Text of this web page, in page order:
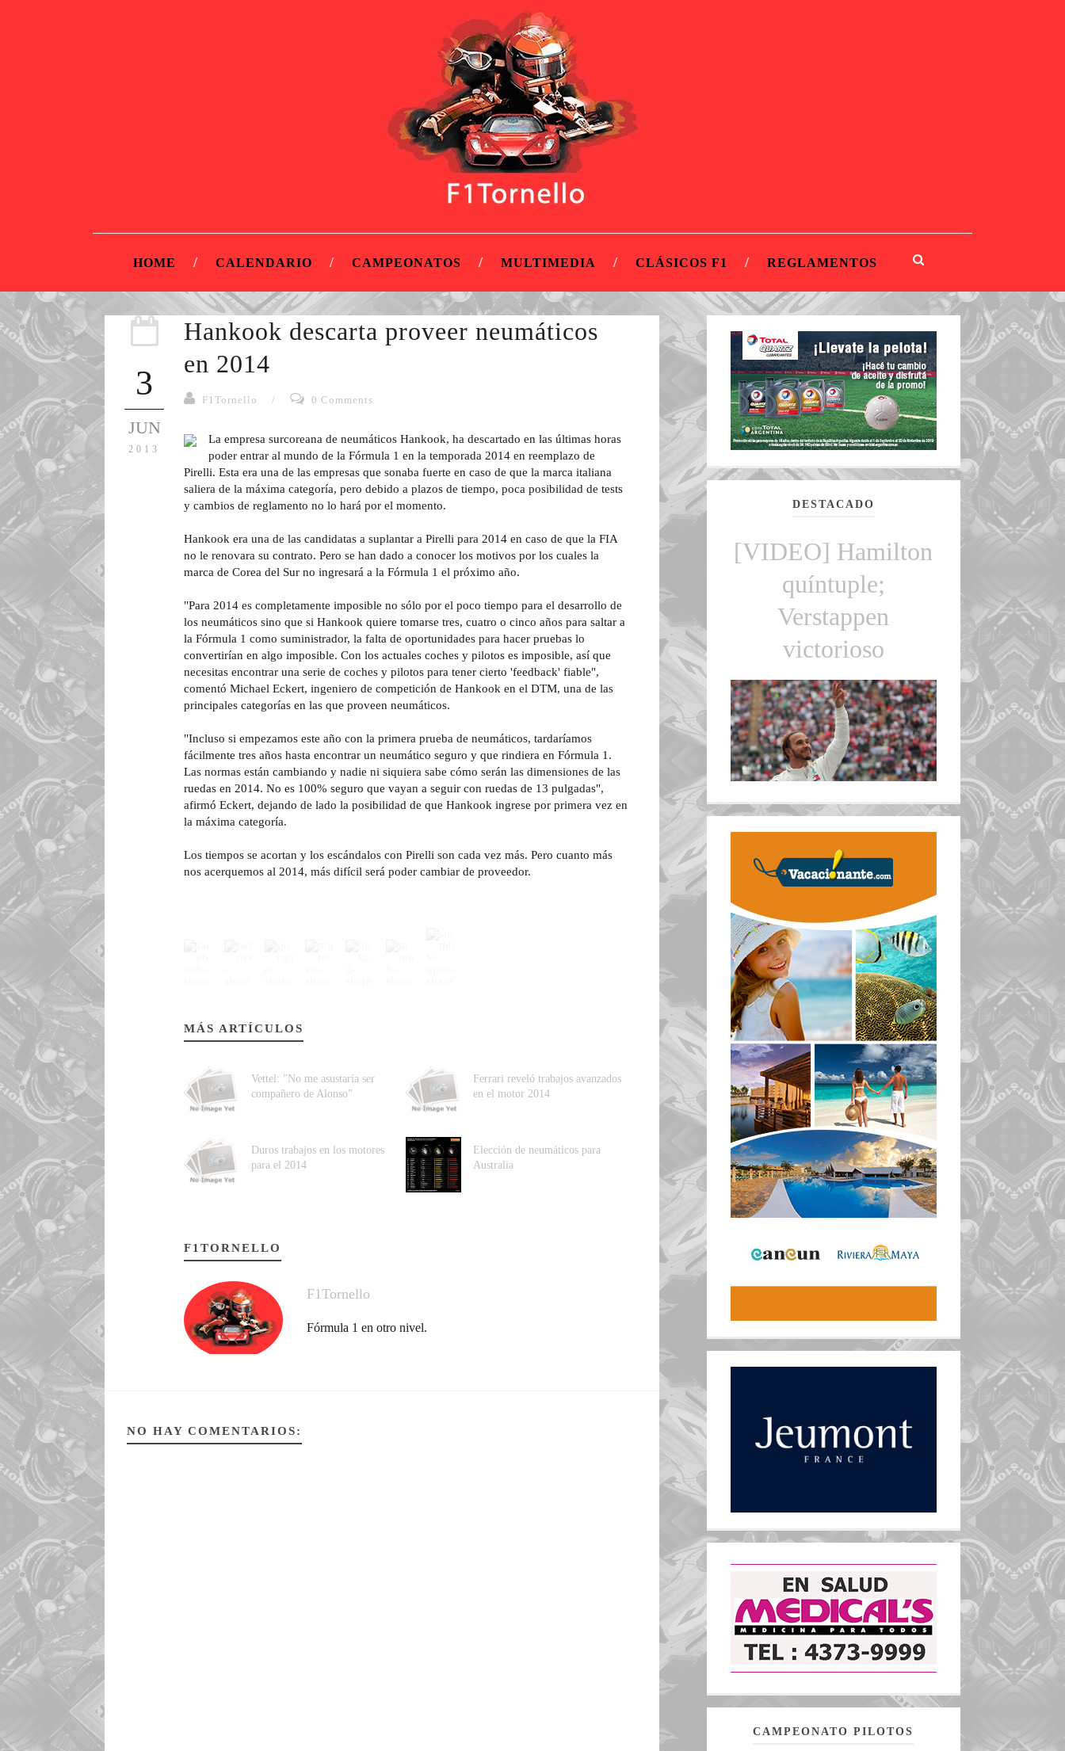
HOME CALENDARIO CAMPEONATOS MULTIMEDIA CLÁSICOS F1 REGLAMENTOS
3
JUN
2013
Hankook descarta proveer neumáticos
en 2014
F1Tornello / 0 Comments
La empresa surcoreana de neumáticos Hankook, ha descartado en las últimas horas
poder entrar al mundo de la Fórmula 1 en la temporada 2014 en reemplazo de
Pirelli. Esta era una de las empresas que sonaba fuerte en caso de que la marca italiana
saliera de la máxima categoría, pero debido a plazos de tiempo, poca posibilidad de tests
y cambios de reglamento no lo hará por el momento.
Hankook era una de las candidatas a suplantar a Pirelli para 2014 en caso de que la FIA
no le renovara su contrato. Pero se han dado a conocer los motivos por los cuales la
marca de Corea del Sur no ingresará a la Fórmula 1 el próximo año.
"Para 2014 es completamente imposible no sólo por el poco tiempo para el desarrollo de
los neumáticos sino que si Hankook quiere tomarse tres, cuatro o cinco años para saltar a
la Fórmula 1 como suministrador, la falta de oportunidades para hacer pruebas lo
convertirían en algo imposible. Con los actuales coches y pilotos es imposible, así que
necesitas encontrar una serie de coches y pilotos para tener cierto 'feedback' fiable",
comentó Michael Eckert, ingeniero de competición de Hankook en el DTM, una de las
principales categorías en las que proveen neumáticos.
"Incluso si empezamos este año con la primera prueba de neumáticos, tardaríamos
fácilmente tres años hasta encontrar un neumático seguro y que rindiera en Fórmula 1.
Las normas están cambiando y nadie ni siquiera sabe cómo serán las dimensiones de las
ruedas en 2014. No es 100% seguro que vayan a seguir con ruedas de 13 pulgadas",
afirmó Eckert, dejando de lado la posibilidad de que Hankook ingrese por primera vez en
la máxima categoría.
Los tiempos se acortan y los escándalos con Pirelli son cada vez más. Pero cuanto más
nos acerquemos al 2014, más difícil será poder cambiar de proveedor.
MÁS ARTÍCULOS
Vettel: "No me asustaría ser
compañero de Alonso"
Ferrari reveló trabajos avanzados
en el motor 2014
Duros trabajos en los motores
para el 2014
Elección de neumáticos para
Australia
F1TORNELLO
F1Tornello
Fórmula 1 en otro nivel.
NO HAY COMENTARIOS:
DESTACADO
[VIDEO] Hamilton
quíntuple;
Verstappen
victorioso
CAMPEONATO PILOTOS